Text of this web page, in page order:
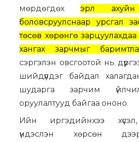
мөрдөгдөхэрүүл
боловсруулснаар урсгал
төсөв хөрөнгө
хангах зарчмыг
сэргэлэн овсгоотой нь
шийдүүлдэг байдал
шударга зарчим
оруулалтууд байгаа ононо.
Ийн иргэдийнхээ
үндэслэн хөрсөн